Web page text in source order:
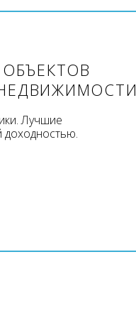
Лучшие
доходностью.